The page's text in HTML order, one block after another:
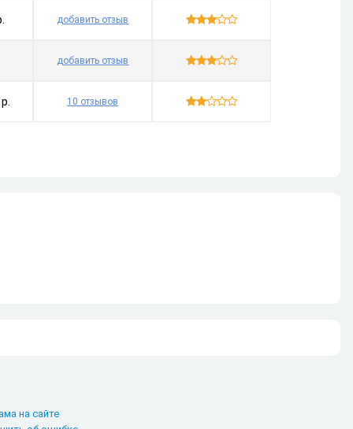
добавить отзыв 
добавить отзыв 
10 отзывов 
на сайте